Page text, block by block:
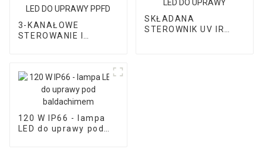
3-KANAŁOWE
STEROWANIE I
SKŁADANA
STEROWNIK UV IR
120 W IP66 - lampa
LED do uprawy pod